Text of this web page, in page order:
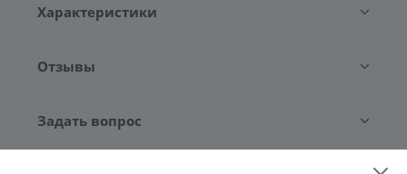
Характеристики
Отзывы
Задать вопрос